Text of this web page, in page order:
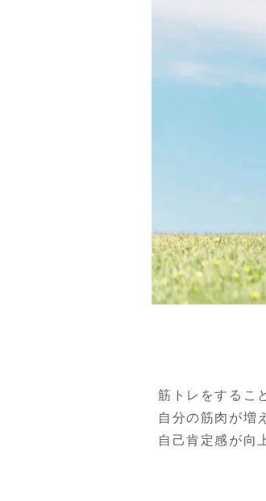
筋トレをするこ
自分の筋肉が増
自己肯定感が向